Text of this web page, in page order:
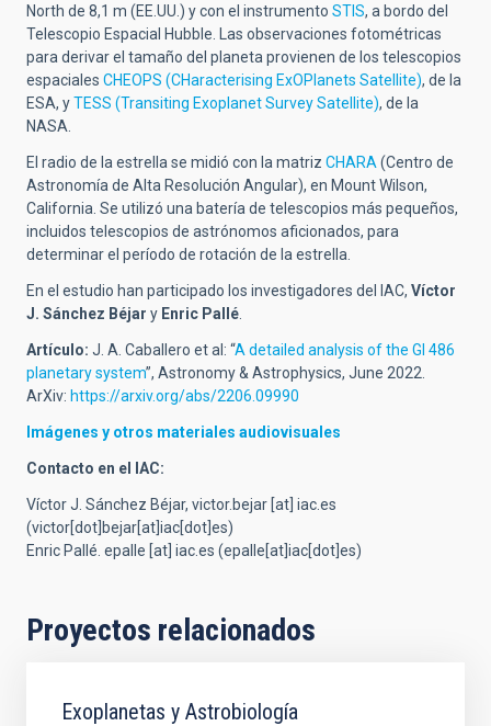
North de 8,1 m (EE.UU.) y con el instrumento STIS, a bordo del
Telescopio Espacial Hubble. Las observaciones fotométricas
para derivar el tamaño del planeta provienen de los telescopios
espaciales CHEOPS (CHaracterising ExOPlanets Satellite), de la
ESA, yTESS (Transiting Exoplanet Survey Satellite), de la
NASA.
El radio de la estrella se midió con la matriz CHARA (Centro de
Astronomía de Alta Resolución Angular), en Mount Wilson,
California. Se utilizó una batería de telescopios más pequeños,
incluidos telescopios de astrónomos aficionados, para
determinar el período de rotación de la estrella.
En el estudio han participado los investigadores del IAC, Víctor
J. Sánchez Béjar y Enric Pallé
Artículo: J. A. Caballero et al: “A detailed analysis of the Gl 486
planetary system”, Astronomy & Astrophysics, June 2022.
ArXiv: https://arxiv.org/abs/2206.09990
Imágenes y otros materiales audiovisuales
Contacto en el IAC:
Víctor J. Sánchez Béjar, victor.bejar [at] iac.es
(victor[dot]bejar[at]iac[dot]es)
Enric Pallé. epalle [at] iac.es (epalle[at]iac[dot]es)
Proyectos relacionados
Exoplanetas y Astrobiología